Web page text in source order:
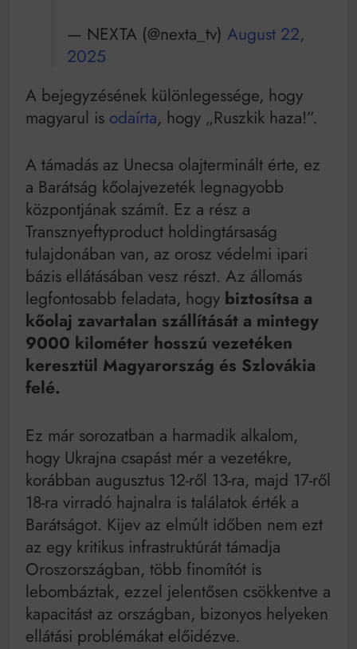
— NEXTA (@nexta_tv) August 22,
2025
A bejegyzésének különlegessége, hogy
magyarul is odaírta, hogy „Ruszkik haza!”.
A támadás az Unecsa olajterminált érte, ez
a Barátság kőolajvezeték legnagyobb
központjának számít. Ez a rész a
Transznyeftyproduct holdingtársaság
tulajdonában van, az orosz védelmi ipari
bázis ellátásában vesz részt. Az állomás
legfontosabb feladata, hogy biztosítsa a
kőolaj zavartalan szállítását a mintegy
9000 kilométer hosszú vezetéken
keresztül Magyarország és Szlovákia
felé.
Ez már sorozatban a harmadik alkalom,
hogy Ukrajna csapást mér a vezetékre,
korábban augusztus 12-ről 13-ra, majd 17-ről
18-ra virradó hajnalra is találatok érték a
Barátságot. Kijev az elmúlt időben nem ezt
az egy kritikus infrastruktúrát támadja
Oroszországban, több finomítót is
lebombáztak, ezzel jelentősen csökkentve a
kapacitást az országban, bizonyos helyeken
ellátási problémákat előidézve.